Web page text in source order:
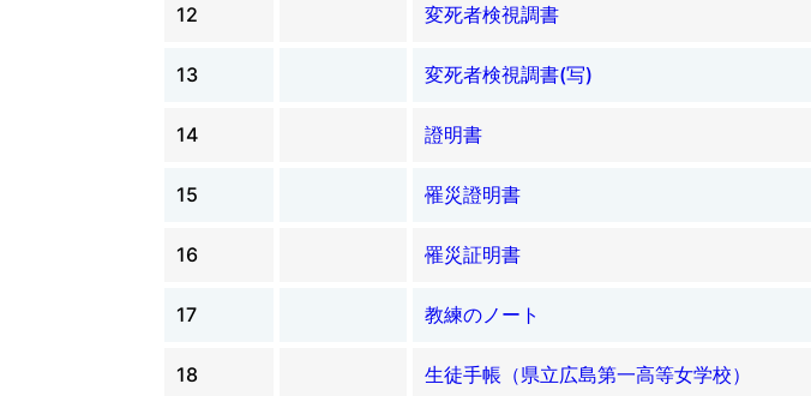
12 変死者検視調書
13 変死者検視調書(写)
14 證明書
15 罹災證明書
16 罹災証明書
17 教練のノート
18 生徒手帳（県立広島第一高等女学校）